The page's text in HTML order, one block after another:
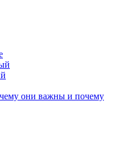
они важны и почему